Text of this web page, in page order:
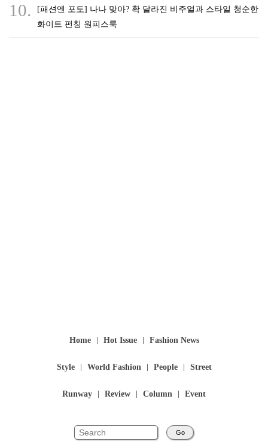
10.
[패션엔 포토] 나나 맞아? 확 달라진 비주얼과 스타일 청순한
화이트 펀칭 원피스룩
Home Hot Issue Fashion News
Style World Fashion People Street
Runway Review Column Event
Go